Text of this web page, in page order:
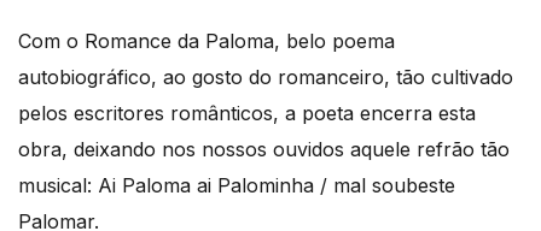
Com o Romance da Paloma, belo poema
autobiográfico, ao gosto do romanceiro, tão cultivado
pelos escritores românticos, a poeta encerra esta
obra, deixando nos nossos ouvidos aquele refrão tão
musical: Ai Paloma ai Palominha / mal soubeste
Palomar.